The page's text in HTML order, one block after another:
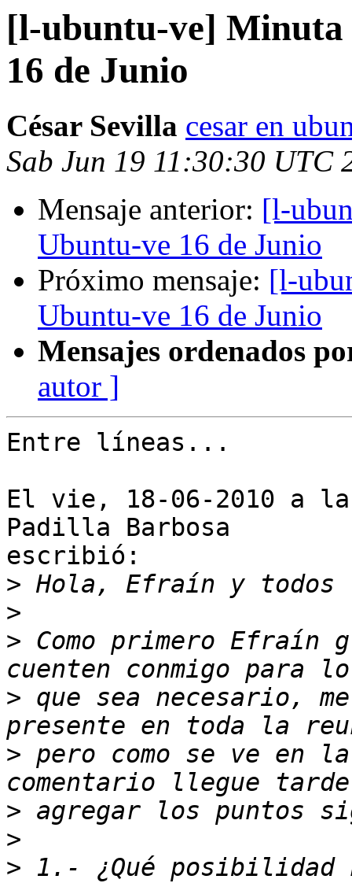
[l-ubuntu-ve] Minuta
16 de Junio
César Sevilla cesar en
Sab Jun 19 11:30:30 UTC
Mensaje anterior: [l-
Ubuntu-ve 16 de Junio
Próximo mensaje: [l-
Ubuntu-ve 16 de Junio
Mensajes ordenados
autor ]
Entre líneas...
El vie, 18-06-2010 a
Padilla Barbosa
escribió:
>
>
> Como primero
> que sea necesario,
> pero como se ve en
>
>
> 1.- ¿Qué posibilidad